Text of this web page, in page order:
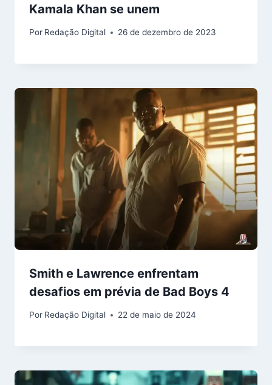
Kamala Khan se unem
Por Redação Digital 26 de dezembro de 2023
Smith e Lawrence enfrentam
desafios em prévia de Bad Boys 4
Por Redação Digital 22 de maio de 2024